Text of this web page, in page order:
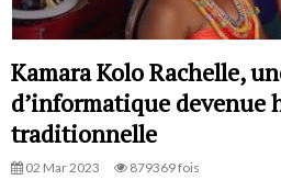
Kamara Kolo Rachelle,
d’informatique devenue
traditionnelle
02 Mar 2023 879369 fois